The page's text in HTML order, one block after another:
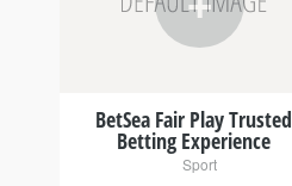
BetSea Fair Play Trusted
Betting Experience
Sport